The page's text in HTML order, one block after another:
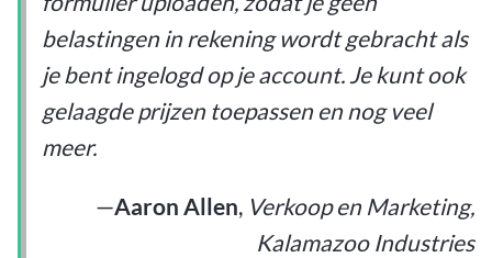
belastingen in rekening wordt gebracht als
je bent ingelogd op je account. Je kunt ook
gelaagde prijzen toepassen en nog veel
meer.
—Aaron Allen, Verkoop en Marketing,
Kalamazoo Industries